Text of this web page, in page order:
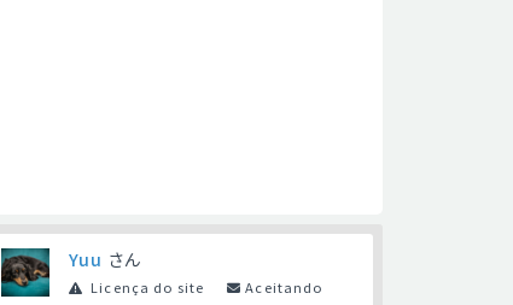
Yuu さん
Licença do site Aceitando